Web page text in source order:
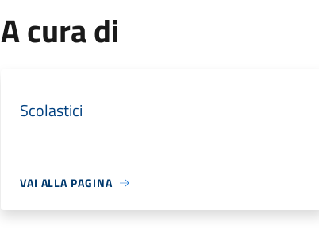
A cura di
Scolastici
VAI ALLA PAGINA